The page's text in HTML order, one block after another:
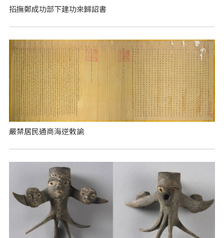
招撫鄭成功部下建功來歸詔書
嚴禁居民通商海逆敕諭